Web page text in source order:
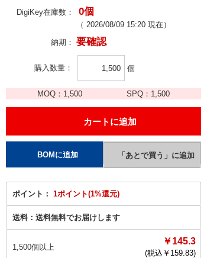
DigiKey在庫数： 0個
（ 2026/08/09 15:20 現在）
納期： 要確認
購入数量 個
MOQ： 1,500 SPQ： 1,500
ポイント： 1ポイント(1%還元)
送料： 送料無料でお届けします
1,500個以上
￥145.3
(税込￥ 159.83)